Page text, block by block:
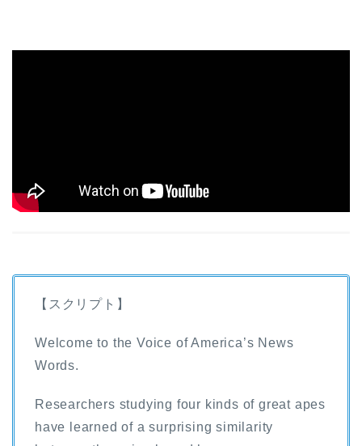
【スクリプト】
Welcome to the Voice of America’s News
Words.
Researchers studying four kinds of great apes
have learned of a surprising similarity